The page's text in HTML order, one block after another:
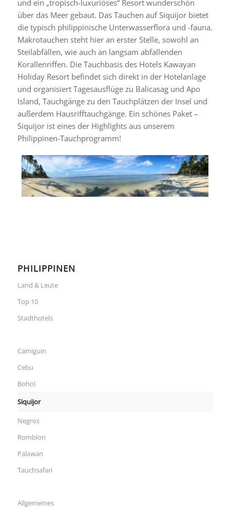
und ein „tropisch-luxuriöses“ Resort wunderschön
über das Meer gebaut. Das Tauchen auf Siquijor bietet
die typisch philippinische Unterwasserflora und -fauna.
Makrotauchen steht hier an erster Stelle, sowohl an
Steilabfällen, wie auch an langsam abfallenden
Korallenriffen. Die Tauchbasis des Hotels Kawayan
Holiday Resort befindet sich direkt in der Hotelanlage
und organisiert Tagesausflüge zu Balicasag und Apo
Island, Tauchgänge zu den Tauchplätzen der Insel und
außerdem Hausrifftauchgänge. Ein schönes Paket –
Siquijor ist eines der Highlights aus unserem
Philippinen-Tauchprogramm!
PHILIPPINEN
Land & Leute
Top 10
Stadthotels
Camiguin
Cebu
Bohol
Siquijor
Negros
Romblon
Palawan
Tauchsafari
Allgemeines